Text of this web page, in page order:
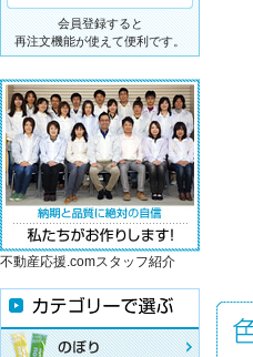
会員登録すると
再注文機能が使えて便利です。
不動産応援.comスタッフ紹介